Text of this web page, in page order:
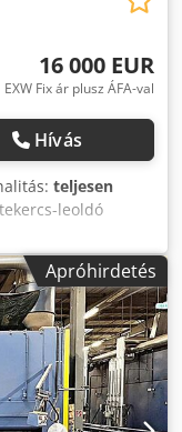
16 000 EUR
EXW Fix ár plusz ÁFA-val
Hívás
teljesen
leoldó
és
jó, egy alapos,
- Rönk maximális
- Maximális
Ap Heck
Apróhirdetés